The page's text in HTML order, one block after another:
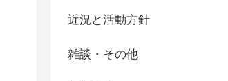
近況と活動方針
雑談・その他